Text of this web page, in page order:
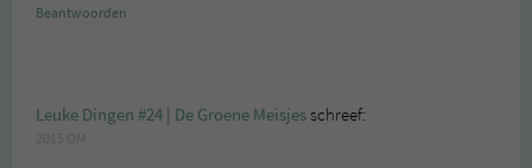
Beantwoorden
Leuke Dingen #24 | De Groene Meisjesschreef: